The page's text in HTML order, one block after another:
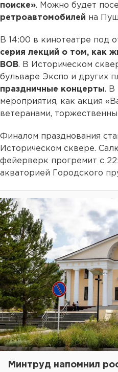
поиске». Можно будет
ретроавтомобилей на
В 14:00 в кинотеатре под
серия лекций о том, как
ВОВ. В Историческом
бульваре Экспо и других
праздничные концерты. В
мероприятия, как акция
ветеранами,
Финалом празднования
Историческом сквере.
фейерверк прогремит с
акваторией Городского
Минтруд напомнил